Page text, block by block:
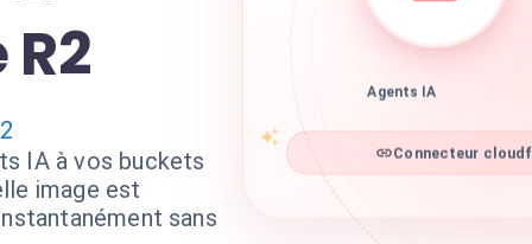
IA à vos buckets
image est
sans
Agents IA
Connecteur